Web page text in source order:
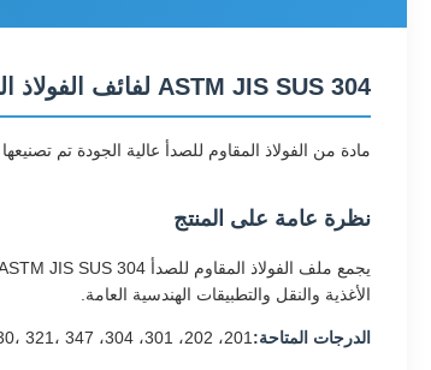
ASTM JIS SUS 304 لفائف الفولاذ المقاوم للصدأ
مادة من الفولاذ المقاوم للصدأ عالية الجودة تم تصنيعها من خلال تقنية
نظرة عامة على المنتج
الأغذية والنقل والتطبيقات الهندسية العامة.
الدرجات المتاحة: 201، 202، 301، 304، 304L، 316، 316L، 310S، 410، 430، 321، 347، و309S